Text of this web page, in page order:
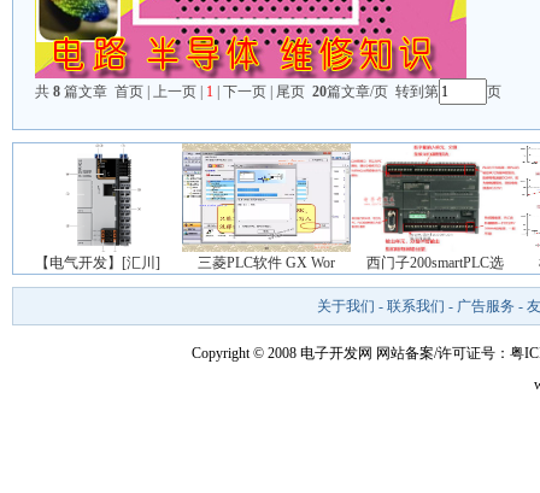
共 8 篇文章 首页 | 上一页 | 1 | 下一页 | 尾页 20篇文章/页 转到第 页
【电气开发】[汇川] 三菱PLC软件 GX Wor 西门子200smartPLC选
关于我们 - 联系我们 - 广告服务 -
Copyright © 2008 电子开发网 网站备案/许可证号：粤